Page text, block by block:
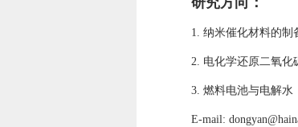
1. 纳米催化材料的制
2. 电化学还原二氧化
3. 燃料电池与电解水
E-mail: